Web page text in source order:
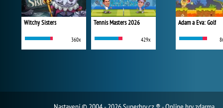
Witchy Sisters
360x
Tennis Masters 2026
429x
Adam a Eva: Golf